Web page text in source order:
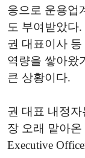
응으로 운용업
도 부여받았다
권 대표이사
역량을 쌓아왔
큰 상황이다.
권 대표 내정
장 오래 맡아온
Executive